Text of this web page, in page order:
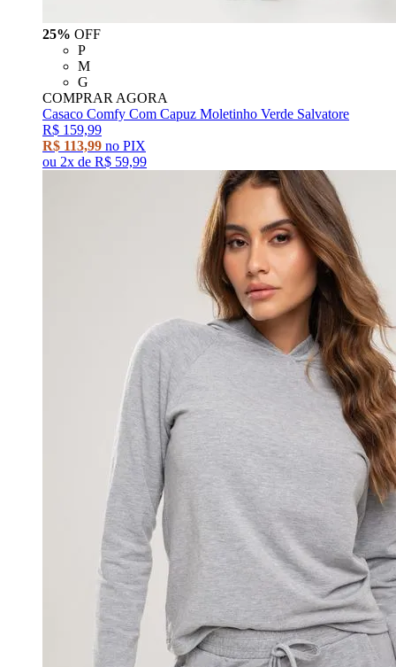
25% OFF
P
M
G
COMPRAR AGORA
Casaco Comfy Com Capuz Moletinho Verde Salvatore
R$ 159,99
R$ 113,99 no PIX
ou 2x de R$ 59,99